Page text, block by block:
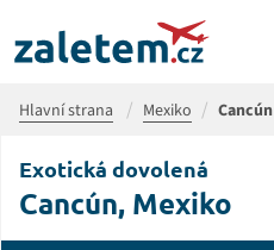
Hlavní strana Mexiko Cancún
Exotická dovolená
Cancún, Mexiko